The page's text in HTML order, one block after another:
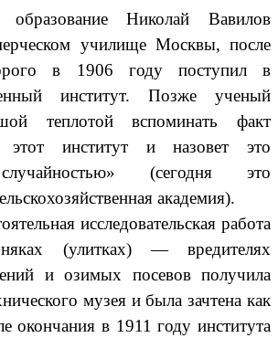
образование Николай Вавилов
училище Москвы, после
в 1906 году поступил в
институт. Позже ученый
теплотой вспоминать факт
этот институт и назовет это
(сегодня это
академия).
исследовательская работа
(улитках) — вредителях
и озимых посевов получила
музея и была зачтена как
окончания в 1911 году института